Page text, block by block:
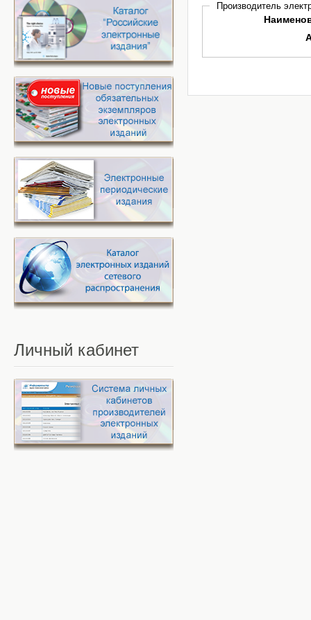
Производитель
Личный кабинет